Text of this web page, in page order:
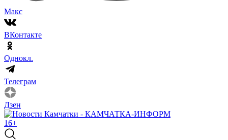
Макс
ВКонтакте
Однокл.
Телеграм
Дзен
16+